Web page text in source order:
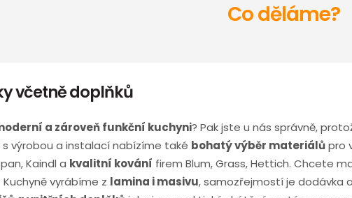
Co děláme?
včetně doplňků
a zároveň funkční kuchyni? Pak jste u nás správně,
výrobou a instalací nabízíme také bohatý výběr materiálůpro
Kaindl a kvalitní kování firem Blum, Grass, Hettich. Chcete
vyrábíme z lamina i masivu, samozřejmostí je dodávka